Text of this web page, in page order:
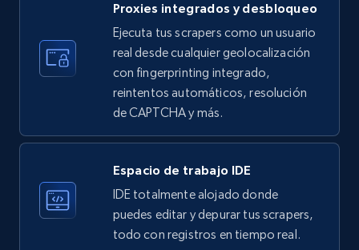
business account, Is professional account, Is
verified, and more.
3.5K+ Prueba gratuita
Instagram - Profiles - Collect profile
information by user name
Account, Fbid, ID, Followers, Posts count, Is
business account, Is professional account, Is
Proxies integrados y desbloqueo
Ejecuta tus scrapers como un usuario
real desde cualquier geolocalización
con fingerprinting integrado,
reintentos automáticos, resolución
de CAPTCHA y más.
Espacio de trabajo IDE
IDE totalmente alojado donde
puedes editar y depurar tus scrapers,
todo con registros en tiempo real.